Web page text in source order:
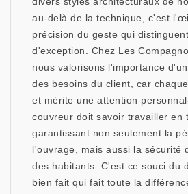
au-delà de la technique, c'est
précision du geste qui
d'exception. Chez Les
nous valorisons l'importance
des besoins du client, car
et mérite une attention
couvreur doit savoir travailler en
garantissant non seulement la
l'ouvrage, mais aussi la sécurité
des habitants. C'est ce souci du
bien fait qui fait toute la